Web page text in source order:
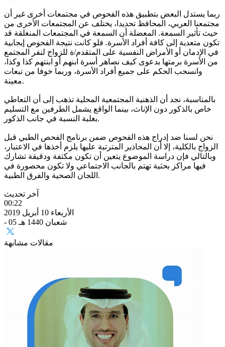
ربما يستدل البعض بتطبيق هذه الفحوص في مجتمعات أخرى غير أن
مجتمعنا العربي، المحافظ تحديدا، يختلف عن المجتمعات الأخرى من
حيث تأثير السمعة. المعضلة أن السمعة في المجتمعات المنغلقة قد
تكون متعدية إلى كافة أفراد الأسرة. فلو كانت نتيجة الفحوص إيجابية
في الإدمان أو الأمراض النفسية على المتقدم/ة للزواج لنفر المجتمع
من الأسرة برمتها بدعوى كيف نصاهر أسرة ابنهم أو ابنتهم كذا وكذا،
وانسحب الحكم على جميع أفراد الأسرة، وربما خوفا من تبعات
معينة.
بالمناسبة، نجد أن الذهنية المجتمعية المحلية تذهب إلى أن التعاطي
خاص بالذكور دون الإناث، بينما الواقع يشمل الطرفين مع التسليم
بغلبة النسبة في جانب الذكور.
نحن لسنا ضد إدراج هذه الفحوص ضمن برنامج الفحص الطبي قبل
الزواج بالكلية، إلا أن المحاذير المترتبة عليها يلزم أخذها في الاعتبار،
وبالتالي فإن دراسة الموضوع يتعين أن تكون مكثفة ودقيقة تشارك
فيها مراكز بحثية تهتم بالجانب الاجتماعي ولا تكون محصورة في
اللجان الصحية والفرق الطبية.
آخر تحديث
00:22
الأربعاء 10 أبريل 2019
- 05 شعبان 1440 هـ
مقالات مشابهة